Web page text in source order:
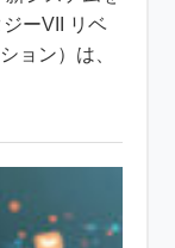
ーVII リベ
ョン）は、